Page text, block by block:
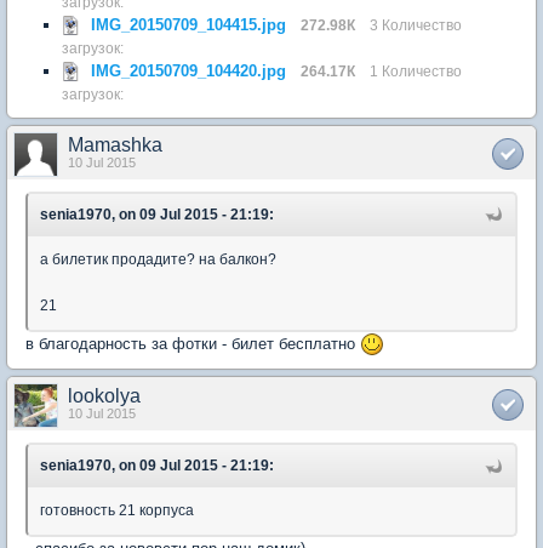
IMG_20150709_104415.jpg 272.98К
3 Количество
загрузок:
IMG_20150709_104420.jpg 264.17К
1 Количество
загрузок:
Mamashka
10 Jul 2015
senia1970, on 09 Jul 2015 - 21:19:
а билетик продадите? на балкон?
21
в благодарность за фотки - билет бесплатно
lookolya
10 Jul 2015
senia1970, on 09 Jul 2015 - 21:19:
готовность 21 корпуса